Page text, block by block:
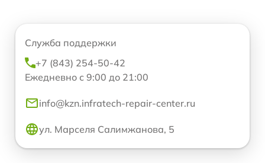
Служба поддержки
+7 (843) 254-50-42
Ежедневно с 9:00 до 21:00
info@kzn.infratech-repair-center.ru
ул. Марселя Салимжанова, 5